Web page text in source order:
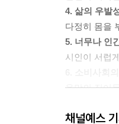
4. 삶의 우발
다정히 몸을
5. 너무나 인
시인이 서럽
욕망의 집어
은행나무 아
채널예스